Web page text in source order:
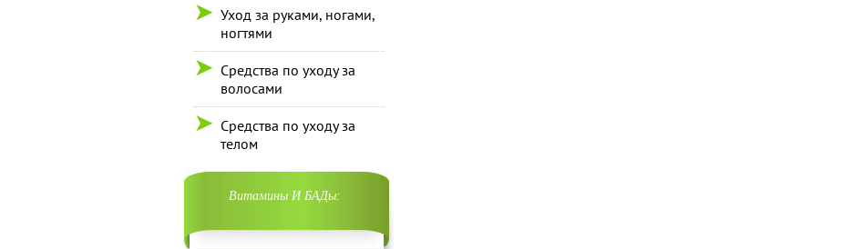
Уход за руками, ногами,
ногтями
Средства по уходу за
волосами
Средства по уходу за
телом
Витамины И БАДы: